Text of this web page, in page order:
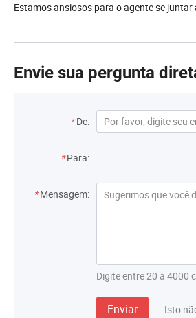
Estamos ansiosos para o agente se juntar
Envie sua pergunta
* De:
* Para:
* Mensagem:
Digite entre 20 a 4000
Enviar Isto